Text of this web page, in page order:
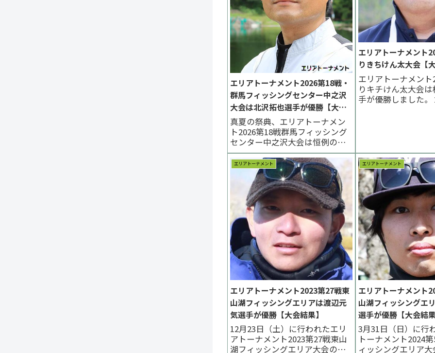
エリアトーナメント2026第18戦・
群馬フィッシングセンター中之沢
大会は北沢拓也選手が優勝【大会
速報】
真夏の祭典、エリアトーナメン
ト2026第18戦群馬フィッシング
センター中之沢大会は恒例の暑
さとの戦いになりました。優勝
は北沢拓也選手、２位は出山な
お選手、３位は齋藤篤史選手で
した。 < 前の大会 2026一覧 次の
大会 >更新は月曜日以後となりま
す。表彰台 優勝：北沢拓也選手
表...
エリアトーナメント
りきちけん太大会【
エリアトーナメント
りキチけん太大会
手が優勝しました
株式会社ヤリエ /
FACT...
エリアトーナメント
エリアトーナメント2023第27戦東
山湖フィッシングエリアは渡辺元
気選手が優勝【大会結果】
12月23日（土）に行われたエリ
アトーナメント2023第27戦東山
湖フィッシングエリア大会の様
エリアトーナメント
エリアトーナメント
山湖フィッシングエ
選手が優勝【大会結
3月31日（日）に行
トーナメント2024
ィッシングエリア